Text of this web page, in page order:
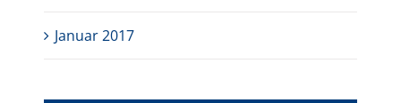
Januar 2017